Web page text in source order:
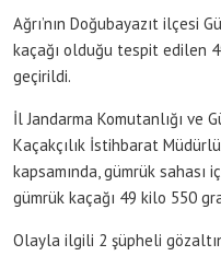
Ağrı’nın Doğubayazıt ilçesi
kaçağı olduğu tespit edilen
geçirildi.
İl Jandarma Komutanlığı ve
Kaçakçılık İstihbarat
kapsamında, gümrük
gümrük kaçağı 49 kilo 550
Olayla ilgili 2 şüpheli